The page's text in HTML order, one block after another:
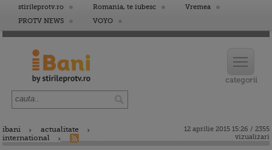
stirileprotv.ro Romania, te iubesc
Vremea
PROTV NEWS
VOYO
ibani
actualitate
international
12 aprilie 2015 15:26 / 2355
vizualizari